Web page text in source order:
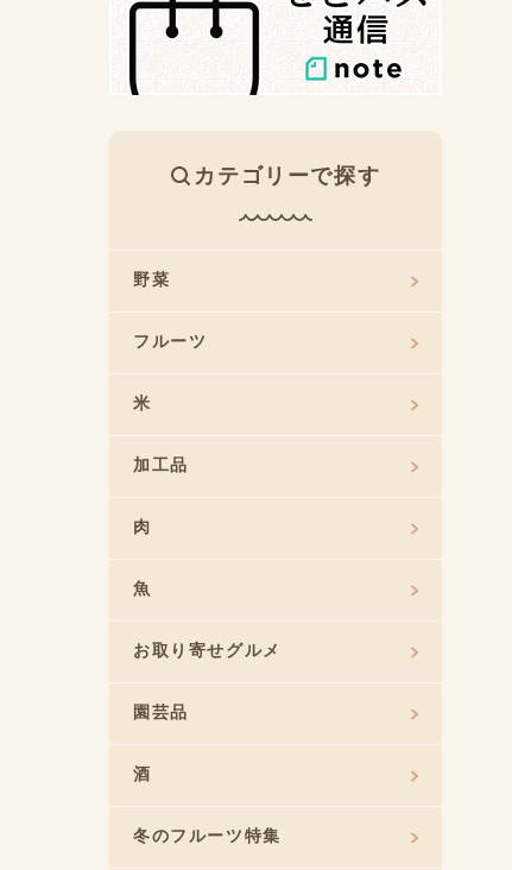
カテゴリーで探す
野菜
フルーツ
米
加工品
肉
魚
お取り寄せグルメ
園芸品
酒
冬のフルーツ特集